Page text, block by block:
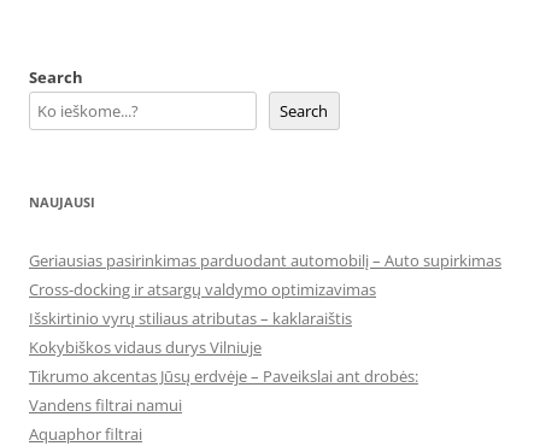
Search
Search
NAUJAUSI
Geriausias pasirinkimas parduodant automobilį – Auto supirkimas
Cross-docking ir atsargų valdymo optimizavimas
Išskirtinio vyrų stiliaus atributas – kaklaraištis
Kokybiškos vidaus durys Vilniuje
Tikrumo akcentas Jūsų erdvėje – Paveikslai ant drobės:
Vandens filtrai namui
Aquaphor filtrai